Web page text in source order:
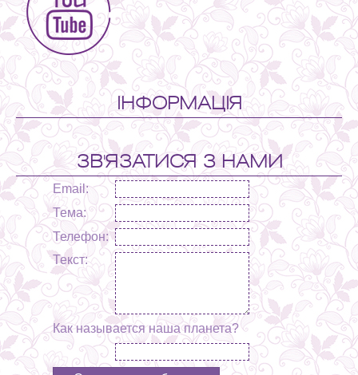
ІНФОРМАЦІЯ
ЗВ'ЯЗАТИСЯ З НАМИ
Email:
Тема:
Телефон:
Текст:
Как называется наша планета?